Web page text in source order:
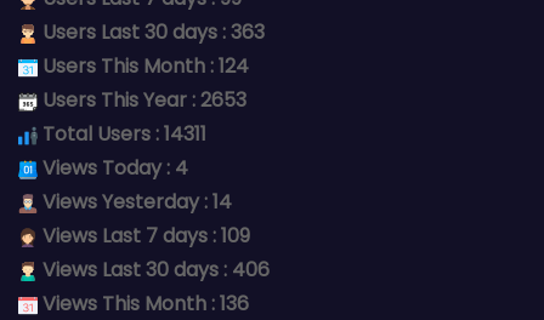
Users Last 30 days : 363
Users This Month : 124
Users This Year : 2653
Total Users : 14311
Views Today : 4
Views Yesterday : 14
Views Last 7 days : 109
Views Last 30 days : 406
Views This Month : 136